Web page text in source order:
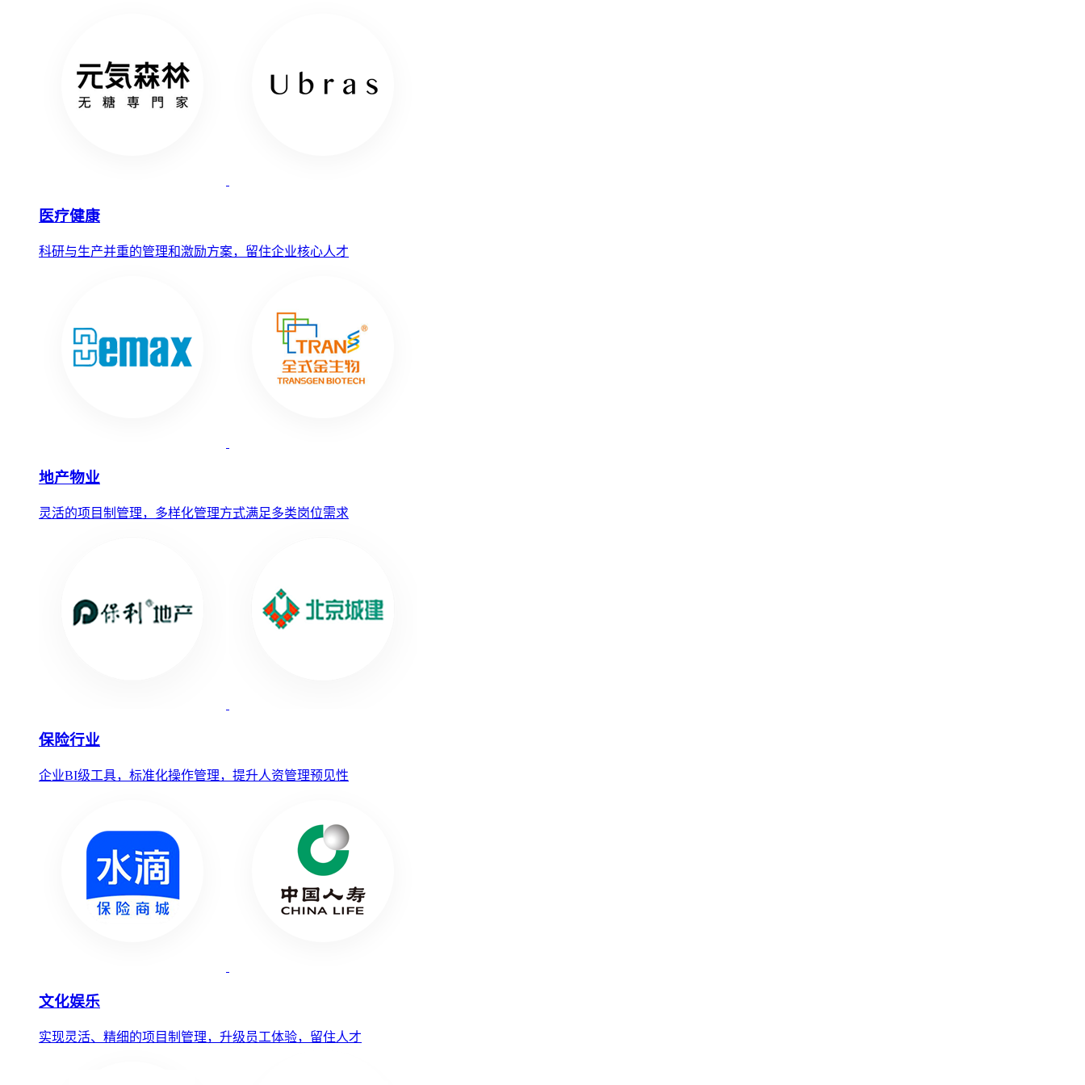
医疗健康
科研与生产并重的管理和激励方案，留住企业核心人才
地产物业
灵活的项目制管理，多样化管理方式满足多类岗位需求
保险行业
企业BI级工具，标准化操作管理，提升人资管理预见性
文化娱乐
实现灵活、精细的项目制管理，升级员工体验，留住人才